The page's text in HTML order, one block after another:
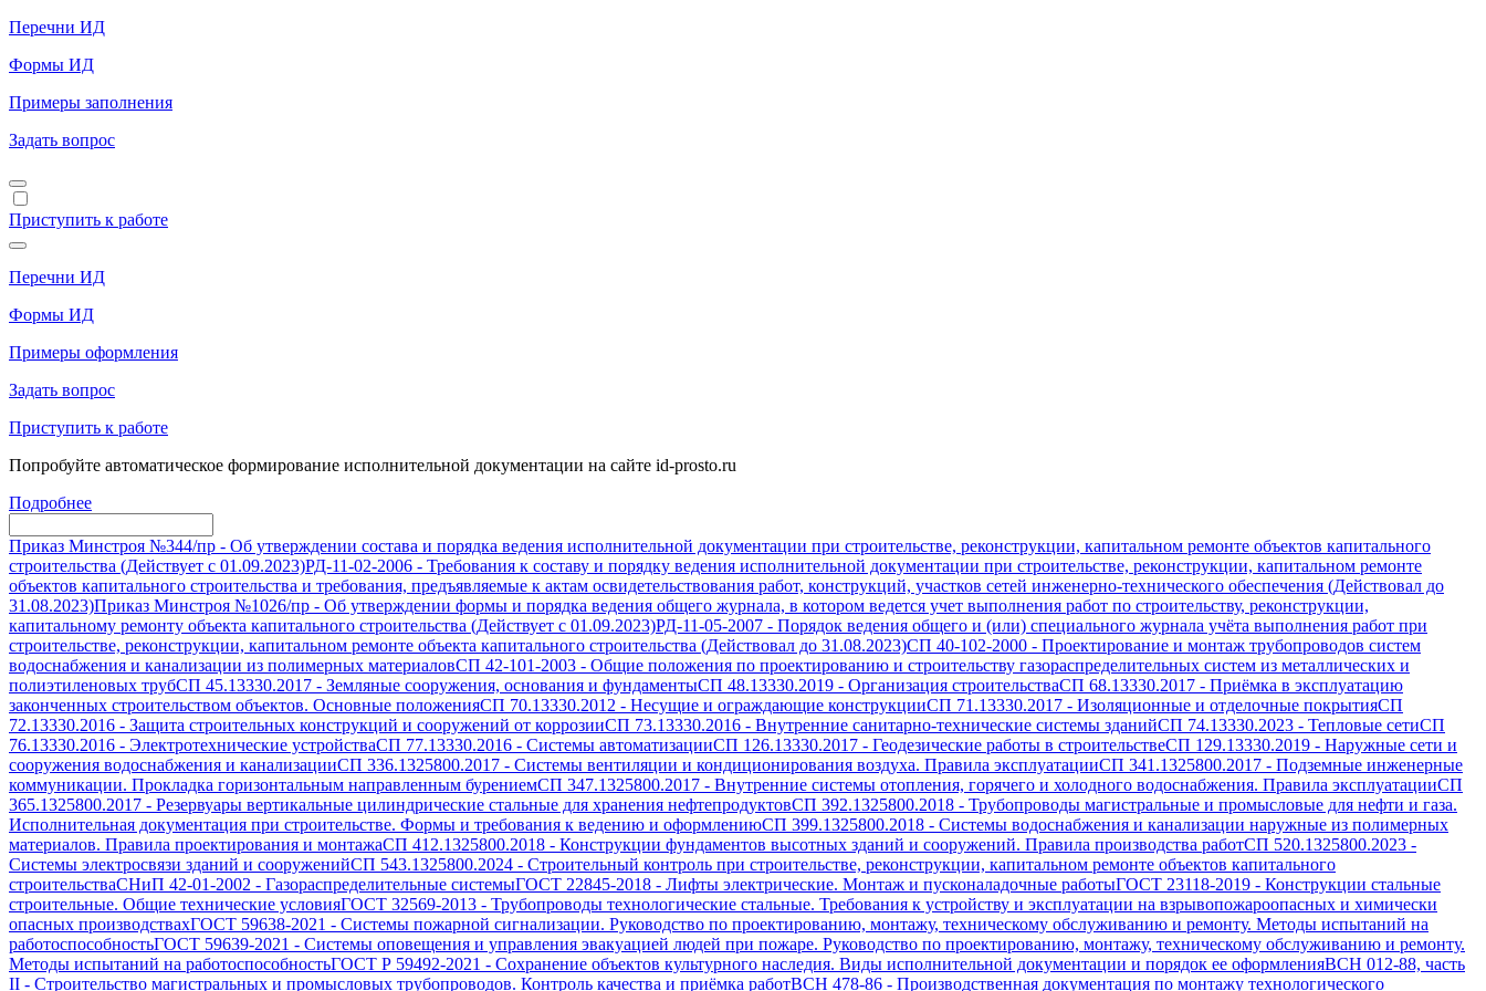
Перечни ИД
Формы ИД
Примеры заполнения
Задать вопрос
Приступить к работе
Перечни ИД
Формы ИД
Примеры оформления
Задать вопрос
Приступить к работе
Попробуйте автоматическое формирование исполнительной документации на сайте id-prosto.ru
Подробнее
Приказ Минстроя №344/пр - Об утверждении состава и порядка ведения исполнительной документации при строительстве, реконструкции, капитальном ремонте объектов капитального
строительства (Действует с 01.09.2023)РД-11-02-2006 - Требования к составу и порядку ведения исполнительной документации при строительстве, реконструкции, капитальном ремонте
объектов капитального строительства и требования, предъявляемые к актам освидетельствования работ, конструкций, участков сетей инженерно-технического обеспечения (Действовал до
31.08.2023)Приказ Минстроя №1026/пр - Об утверждении формы и порядка ведения общего журнала, в котором ведется учет выполнения работ по строительству, реконструкции,
капитальному ремонту объекта капитального строительства (Действует с 01.09.2023)РД-11-05-2007 - Порядок ведения общего и (или) специального журнала учёта выполнения работ при
строительстве, реконструкции, капитальном ремонте объекта капитального строительства (Действовал до 31.08.2023)СП 40-102-2000 - Проектирование и монтаж трубопроводов систем
водоснабжения и канализации из полимерных материаловСП 42-101-2003 - Общие положения по проектированию и строительству газораспределительных систем из металлических и
полиэтиленовых трубСП 45.13330.2017 - Земляные сооружения, основания и фундаментыСП 48.13330.2019 - Организация строительстваСП 68.13330.2017 - Приёмка в эксплуатацию
законченных строительством объектов. Основные положенияСП 70.13330.2012 - Несущие и ограждающие конструкцииСП 71.13330.2017 - Изоляционные и отделочные покрытияСП
72.13330.2016 - Защита строительных конструкций и сооружений от коррозииСП 73.13330.2016 - Внутренние санитарно-технические системы зданийСП 74.13330.2023 - Тепловые сетиСП
76.13330.2016 - Электротехнические устройстваСП 77.13330.2016 - Системы автоматизацииСП 126.13330.2017 - Геодезические работы в строительствеСП 129.13330.2019 - Наружные сети и
сооружения водоснабжения и канализацииСП 336.1325800.2017 - Системы вентиляции и кондиционирования воздуха. Правила эксплуатацииСП 341.1325800.2017 - Подземные инженерные
коммуникации. Прокладка горизонтальным направленным бурениемСП 347.1325800.2017 - Внутренние системы отопления, горячего и холодного водоснабжения. Правила эксплуатацииСП
365.1325800.2017 - Резервуары вертикальные цилиндрические стальные для хранения нефтепродуктовСП 392.1325800.2018 - Трубопроводы магистральные и промысловые для нефти и газа.
Исполнительная документация при строительстве. Формы и требования к ведению и оформлениюСП 399.1325800.2018 - Системы водоснабжения и канализации наружные из полимерных
материалов. Правила проектирования и монтажаСП 412.1325800.2018 - Конструкции фундаментов высотных зданий и сооружений. Правила производства работСП 520.1325800.2023 -
Системы электросвязи зданий и сооруженийСП 543.1325800.2024 - Строительный контроль при строительстве, реконструкции, капитальном ремонте объектов капитального
строительстваСНиП 42-01-2002 - Газораспределительные системыГОСТ 22845-2018 - Лифты электрические. Монтаж и пусконаладочные работыГОСТ 23118-2019 - Конструкции стальные
строительные. Общие технические условияГОСТ 32569-2013 - Трубопроводы технологические стальные. Требования к устройству и эксплуатации на взрывопожароопасных и химически
опасных производствахГОСТ 59638-2021 - Системы пожарной сигнализации. Руководство по проектированию, монтажу, техническому обслуживанию и ремонту. Методы испытаний на
работоспособностьГОСТ 59639-2021 - Системы оповещения и управления эвакуацией людей при пожаре. Руководство по проектированию, монтажу, техническому обслуживанию и ремонту.
Методы испытаний на работоспособностьГОСТ Р 59492-2021 - Сохранение объектов культурного наследия. Виды исполнительной документации и порядок ее оформленияВСН 012-88, часть
II - Строительство магистральных и промысловых трубопроводов. Контроль качества и приёмка работВСН 478-86 - Производственная документация по монтажу технологического